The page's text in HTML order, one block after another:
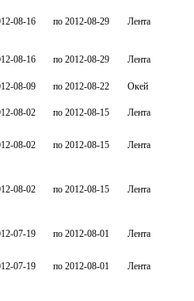
08-16 по 2012-08-29 Лента
08-16 по 2012-08-29 Лента
08-09 по 2012-08-22
Окей
08-02 по 2012-08-15 Лента
08-02 по 2012-08-15 Лента
08-02 по 2012-08-15 Лента
07-19 по 2012-08-01 Лента
07-19 по 2012-08-01 Лента